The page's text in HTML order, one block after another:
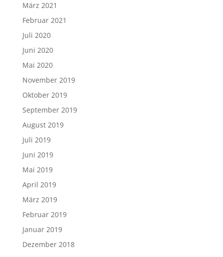
März 2021
Februar 2021
Juli 2020
Juni 2020
Mai 2020
November 2019
Oktober 2019
September 2019
August 2019
Juli 2019
Juni 2019
Mai 2019
April 2019
März 2019
Februar 2019
Januar 2019
Dezember 2018